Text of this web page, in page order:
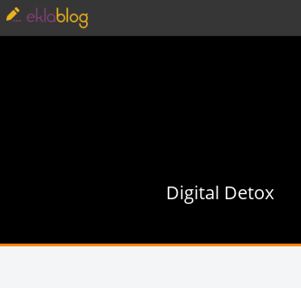
Digital Detox